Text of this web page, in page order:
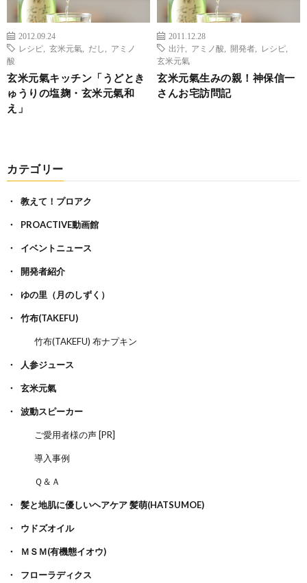
2012.09.24
レシピ
玄米元氣 だし
アミノ
酸
玄米元氣キッチン「うどとき
ゅうりの塩麹・玄米元氣和
え」
2011.12.28
出汁
アミノ酸 開発者 レシピ
玄米元氣
玄米元氣生みの親！神保信一
さんお宅訪問記
カテゴリー
教えて！プロアク
PROACTIVE動画館
イベントニュース
開発者紹介
ゆの里（月のしずく）
竹布(TAKEFU)
竹布(TAKEFU) 布ナプキン
人参ジュース
玄米元氣
波動スピーカー
ご愛用者様の声 [PR]
導入事例
Ｑ＆Ａ
髪と地肌に優しいヘアケア 髪萌(HATSUMOE)
ウドズオイル
ＭＳＭ(有機態イオウ)
フローラディクス